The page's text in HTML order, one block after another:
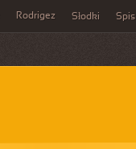
Rodrigez Słodki Spis